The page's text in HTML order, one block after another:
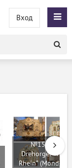
Вход
№15665 -
Drehorgel "Vater
Rhein"